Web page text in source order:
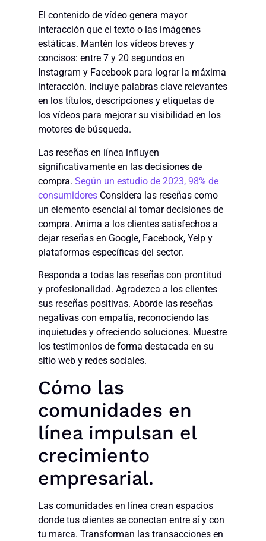
El contenido de vídeo genera mayor
interacción que el texto o las imágenes
estáticas. Mantén los vídeos breves y
concisos: entre 7 y 20 segundos en
Instagram y Facebook para lograr la máxima
interacción. Incluye palabras clave relevantes
en los títulos, descripciones y etiquetas de
los vídeos para mejorar su visibilidad en los
motores de búsqueda.
Las reseñas en línea influyen
significativamente en las decisiones de
compra. Según un estudio de 2023, 98% de
consumidores Considera las reseñas como
un elemento esencial al tomar decisiones de
compra. Anima a los clientes satisfechos a
dejar reseñas en Google, Facebook, Yelp y
plataformas específicas del sector.
Responda a todas las reseñas con prontitud
y profesionalidad. Agradezca a los clientes
sus reseñas positivas. Aborde las reseñas
negativas con empatía, reconociendo las
inquietudes y ofreciendo soluciones. Muestre
los testimonios de forma destacada en su
sitio web y redes sociales.
Cómo las
comunidades en
línea impulsan el
crecimiento
empresarial.
Las comunidades en línea crean espacios
donde tus clientes se conectan entre sí y con
tu marca. Transforman las transacciones en